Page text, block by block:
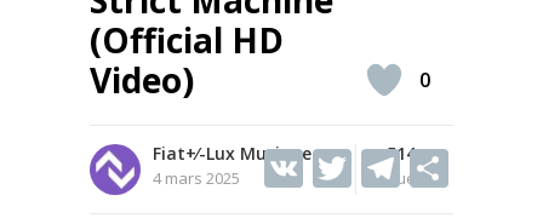
(Official HD
Video)
Fiat+⁄-Lux Musique
4 mars 2025
514
Vues
V T T
0